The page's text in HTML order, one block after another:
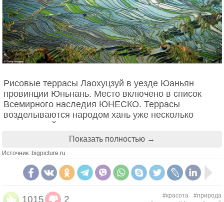
Пещере дано очень меткое название: со свода
свешиваются сотни маленьких сталактитов,
многие из которых напоминают тоненькие дудочки.
Рисовые террасы Лаохуцзуй в уезде Юаньян
провинции Юньнань. Место включено в список
Всемирного наследия ЮНЕСКО. Террасы
возделываются народом хань уже несколько
тысячелетий.
Показать полностью →
Источник: bigpicture.ru
1015 2 #красота
#природа